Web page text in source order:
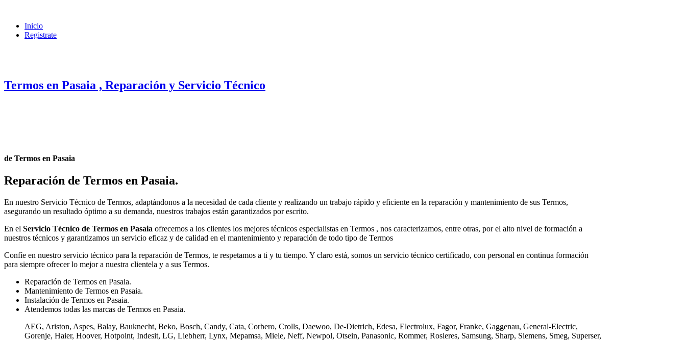
Inicio
Registrate
Termos en Pasaia , Reparación y Servicio Técnico
de Termos en Pasaia
Reparación de Termos en Pasaia.
En nuestro Servicio Técnico de Termos, adaptándonos a la necesidad de cada cliente y realizando un trabajo rápido y eficiente en la reparación y mantenimiento de sus Termos,
asegurando un resultado óptimo a su demanda, nuestros trabajos están garantizados por escrito.
En el Servicio Técnico de Termos en Pasaia ofrecemos a los clientes los mejores técnicos especialistas en Termos , nos caracterizamos, entre otras, por el alto nivel de formación a
nuestros técnicos y garantizamos un servicio eficaz y de calidad en el mantenimiento y reparación de todo tipo de Termos
Confíe en nuestro servicio técnico para la reparación de Termos, te respetamos a ti y tu tiempo. Y claro está, somos un servicio técnico certificado, con personal en continua formación
para siempre ofrecer lo mejor a nuestra clientela y a sus Termos.
Reparación de Termos en Pasaia.
Mantenimiento de Termos en Pasaia.
Instalación de Termos en Pasaia.
Atendemos todas las marcas de Termos en Pasaia.
AEG, Ariston, Aspes, Balay, Bauknecht, Beko, Bosch, Candy, Cata, Corbero, Crolls, Daewoo, De-Dietrich, Edesa, Electrolux, Fagor, Franke, Gaggenau, General-Electric,
Gorenje, Haier, Hoover, Hotpoint, Indesit, LG, Liebherr, Lynx, Mepamsa, Miele, Neff, Newpol, Otsein, Panasonic, Rommer, Rosieres, Samsung, Sharp, Siemens, Smeg, Superser,